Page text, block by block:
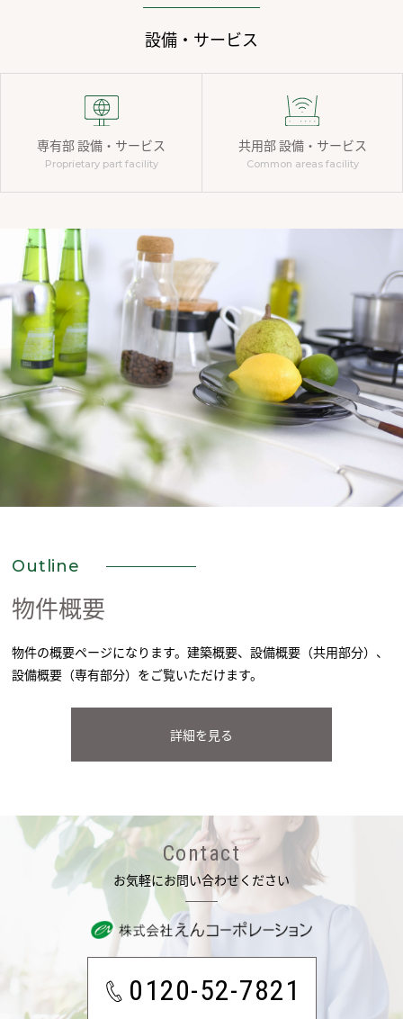
設備・サービス
専有部 設備・サービス
Proprietary part facility
共用部 設備・サービス
Common areas facility
Outline
物件概要
物件の概要ページになります。建築概要、設備概要（共用部分）、
設備概要（専有部分）をご覧いただけます。
詳細を見る
Contact
お気軽にお問い合わせください
0120-52-7821